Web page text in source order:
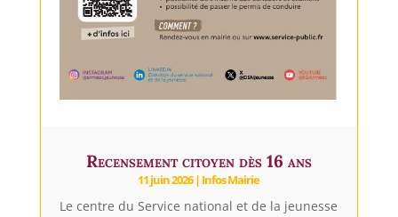
Recensement citoyen dès 16 ans
11 juin 2026| Infos Mairie
Le centre du Service national et de la jeunesse